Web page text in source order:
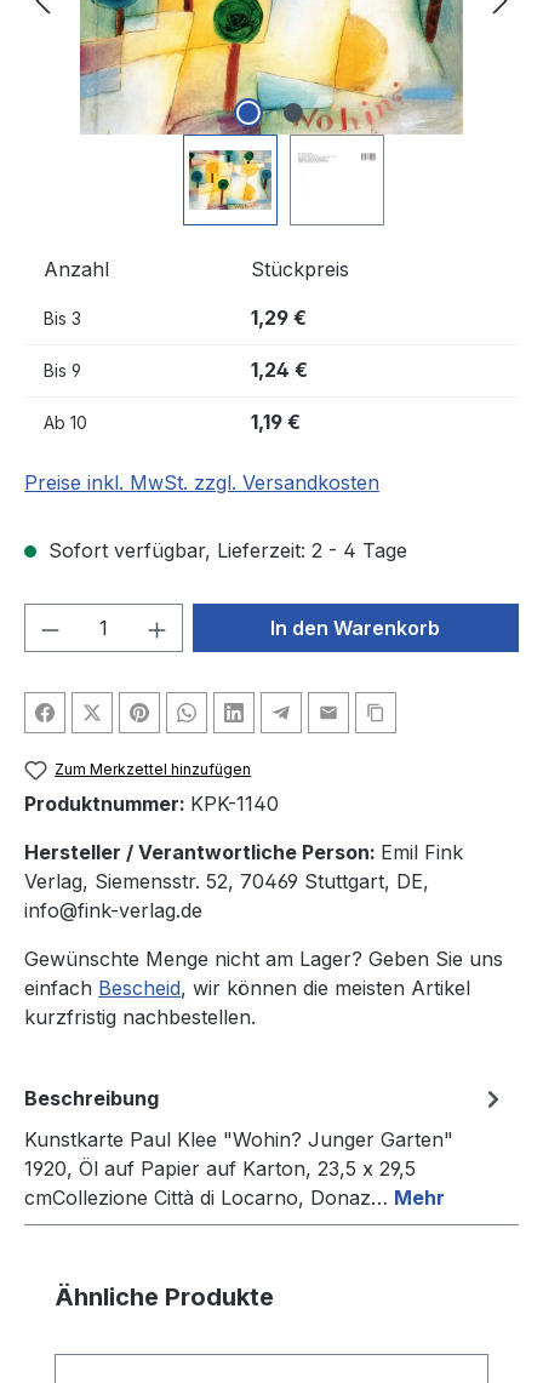
Anzahl Stückpreis
Bis 3 1,29 €
Bis 9 1,24 €
Ab 10 1,19 €
Preise inkl. MwSt. zzgl. Versandkosten
Sofort verfügbar, Lieferzeit: 2 - 4 Tage
Produkt Anzahl: Gib denIn den Warenkorb
Zum Merkzettel hinzufügen
Produktnummer: KPK-1140
Hersteller / Verantwortliche Person: Emil Fink
Verlag, Siemensstr. 52, 70469 Stuttgart, DE,
info@fink-verlag.de
Gewünschte Menge nicht am Lager? Geben Sie uns
einfach Bescheid, wir können die meisten Artikel
kurzfristig nachbestellen.
Beschreibung
Kunstkarte Paul Klee "Wohin? Junger Garten"
1920, Öl auf Papier auf Karton, 23,5 x 29,5
cmCollezione Città di Locarno, Donaz… Mehr
Produktgalerie überspringen
Ähnliche Produkte